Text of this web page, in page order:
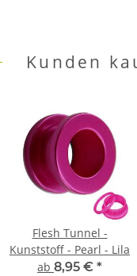
Kunden
Flesh Tunnel -
Kunststoff - Pearl - Lila
ab 8,95 € *